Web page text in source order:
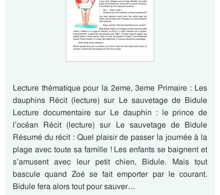
Lecture thématique pour la 2eme, 3eme Primaire : Les
dauphins Récit (lecture) sur Le sauvetage de Bidule
Lecture documentaire sur Le dauphin : le prince de
l’océan Récit (lecture) sur Le sauvetage de Bidule
Résumé du récit : Quel plaisir de passer la journée à la
plage avec toute sa famille ! Les enfants se baignent et
s’amusent avec leur petit chien, Bidule. Mais tout
bascule quand Zoé se fait emporter par le courant.
Bidule fera alors tout pour sauver…